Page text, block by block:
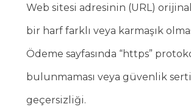
Web sitesi adresinin (URL)
bir harf farklı veya karmaşık
Ödeme sayfasında “https”
bulunmaması veya güvenlik
geçersizliği.